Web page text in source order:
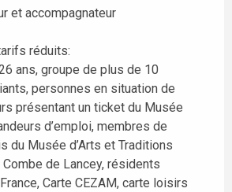
et accompagnateur
réduits:
ans, groupe de plus de 10
personnes en situation de
présentant un ticket du Musée
d’emploi, membres de
du Musée d’Arts et Traditions
de Lancey, résidents
Carte CEZAM, carte loisirs